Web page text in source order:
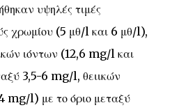
υψηλές τιμές
χρωμίου (5 μθ/l και 6 μθ/l),
ιόντων (12,6 mg/l και
3,5-6 mg/l, θειικών
mg/l) με το όριο μεταξύ